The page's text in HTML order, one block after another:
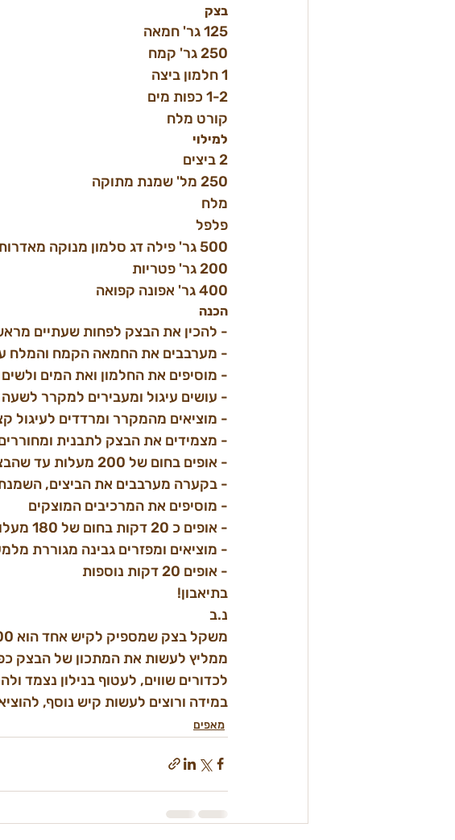
בצק
125 גר' חמאה
250 גר' קמח
1 חלמון ביצה
1-2 כפות מים
קורט מלח
למילוי
2 ביצים
250 מל' שמנת מתוקה
מלח
פלפל
500 גר' פילה דג סלמון מנוקה מאדרות
200 גר' פטריות
400 גר' אפונה קפואה
הכנה
- להכין את הבצק לפחות שעתיים
- מערבבים את החמאה הקמח והמלח
- מוסיפים את החלמון ואת המים
- עושים עיגול ומעבירים למקרר לשעה
- מוציאים מהמקרר ומרדדים לעיגול
- מצמידים את הבצק לתבנית
- אופים בחום של 200 מעלות עד שהבצק מתחיל להזהיב
- בקערה מערבבים את הביצים,
- מוסיפים את המרכיבים המוצקים
- אופים כ 20 דקות בחום של 180 מעלות
- מוציאים ומפזרים גבינה מגוררת
- אופים 20 דקות נוספות
בתיאבון!
נ.ב
לכדורים שווים, לעטוף בנילון נצמד
במידה ורוצים לעשות קיש נוסף,
מאפים